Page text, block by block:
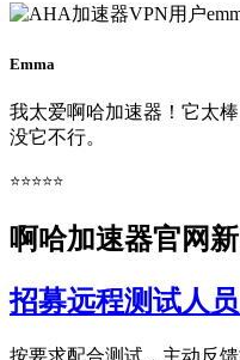
Emma
我太爱啊哈加速器！它太
没它不行。
⭐⭐⭐⭐⭐
啊哈加速器官网
招募远程测试人
按要求配合测试，主动反